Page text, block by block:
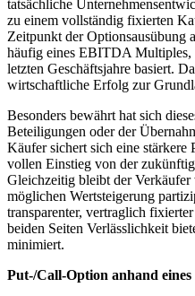
tatsächliche
zu einem vollständig fixierten
Zeitpunkt der Optionsausübung
häufig eines EBITDA Multiples,
letzten Geschäftsjahre basiert.
wirtschaftliche Erfolg zur
Besonders bewährt hat sich
Beteiligungen oder der
Käufer sichert sich eine stärkere
vollen Einstieg von der
Gleichzeitig bleibt der
möglichen Wertsteigerung
transparenter, vertraglich
beiden Seiten Verlässlichkeit
minimiert.
Put-/Call-Option anhand eines